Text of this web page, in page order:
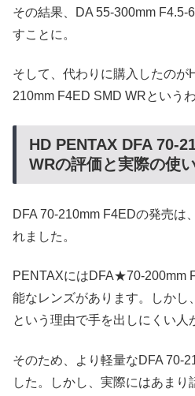
その結果、DA 55-300mm F4.5-
すことに。
そして、代わりに購入したのが
210mm F4ED SMD WRというわ
HD PENTAX DFA 70-
WRの評価と実際の使
DFA 70-210mm F4EDの発売は
れました。
PENTAXにはDFA★70-200mm
能なレンズがあります。しかし
という理由で手を出しにくい人
そのため、より軽量なDFA 70-
した。しかし、実際にはあまり